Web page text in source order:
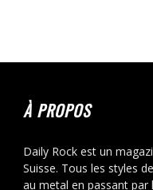
À PROPOS
Daily Rock est un
Suisse. Tous les styles
au metal en passant par